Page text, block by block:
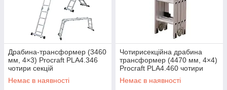
Драбина-трансформер (3460
мм, 4×3) Procraft PLA4.346
чотири секцій
Немає в наявності
Чотирисекційна драбина
трансформер (4470 мм, 4×4)
Procraft PLA4.460 чотири
секцій
Немає в наявності